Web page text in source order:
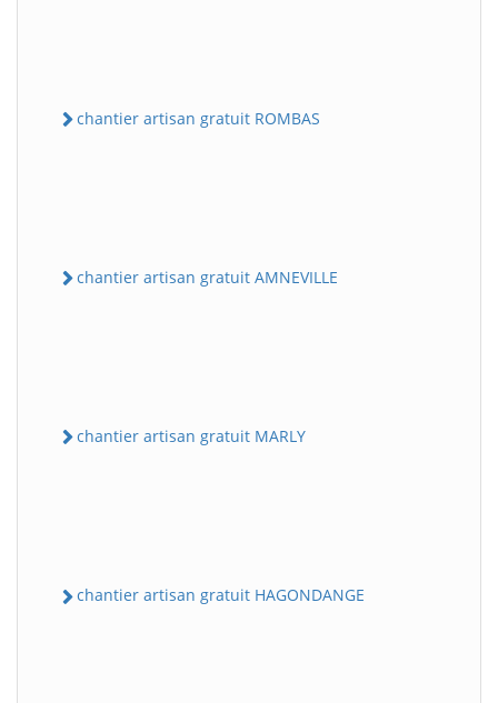
chantier artisan gratuit ROMBAS
chantier artisan gratuit AMNEVILLE
chantier artisan gratuit MARLY
chantier artisan gratuit HAGONDANGE